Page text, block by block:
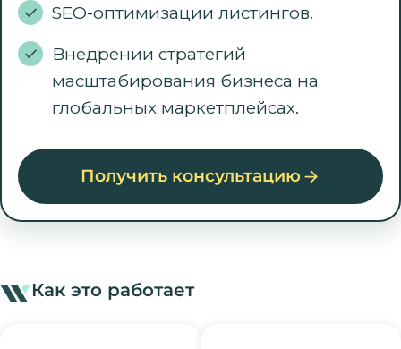
SEO-оптимизации листингов.
Внедрении стратегий
масштабирования бизнеса на
глобальных маркетплейсах.
Получить консультацию
Как это работает